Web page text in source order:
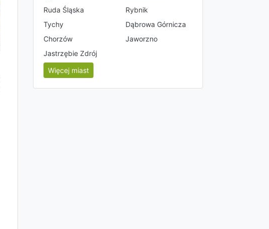
Ruda Śląska
Rybnik
Tychy
Dąbrowa Górnicza
Chorzów
Jaworzno
Jastrzębie Zdrój
Więcej miast